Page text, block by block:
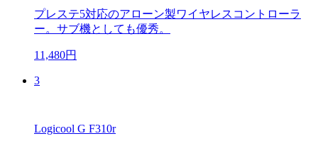
プレステ5対応のアローン製ワイヤレスコントローラ
ー。サブ機としても優秀。
11,480円
3
Logicool G F310r